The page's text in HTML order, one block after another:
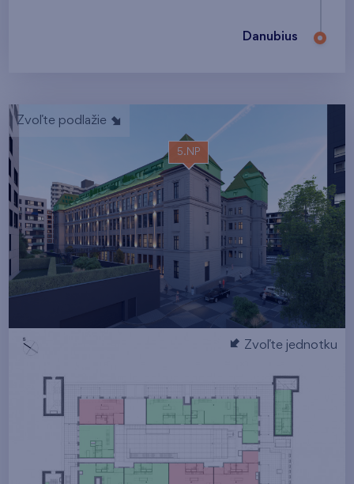
Danubius
Zvoľte podlažie
5.NP
Zvoľte jednotku